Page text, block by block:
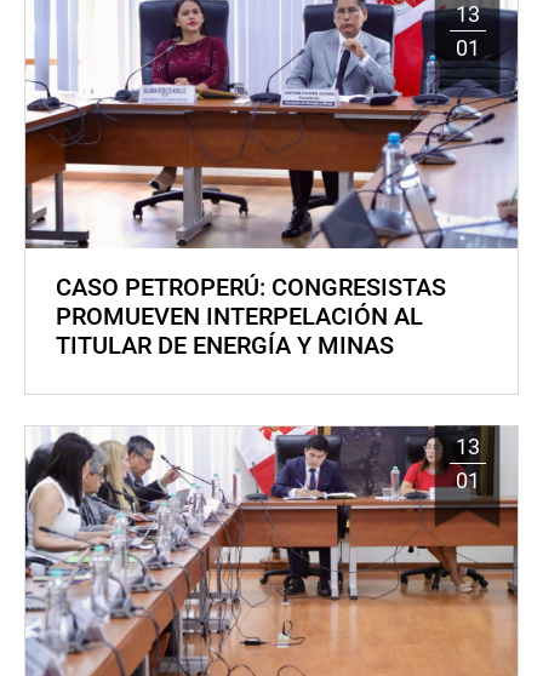
13
01
CASO PETROPERÚ: CONGRESISTAS
PROMUEVEN INTERPELACIÓN AL
TITULAR DE ENERGÍA Y MINAS
13
01